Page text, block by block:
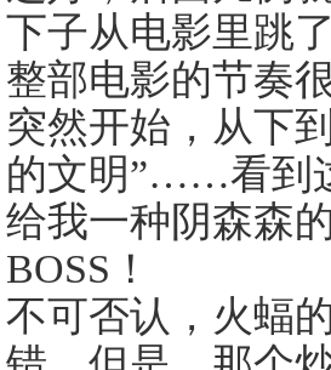
下子从电影里跳
整部电影的节奏
突然开始，从下
的文明”……看到
给我一种阴森森
BOSS！
不可否认，火蝠